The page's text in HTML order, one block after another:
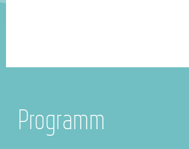
Programm